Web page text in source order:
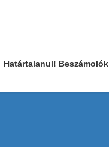
Határtalanul! Beszámolók